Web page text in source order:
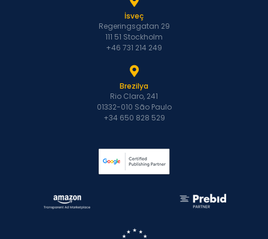
İsveç
Regeringsgatan 29
111 51 Stockholm
+46 731 214 249
Brezilya
Rio Claro, 241
01332-010 São Paulo
+34 650 828 529